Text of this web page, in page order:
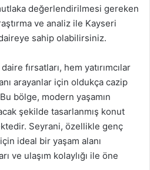
değerlendirilmesi gereken
ve analiz ile Kayseri
sahip olabilirsiniz.
fırsatları, hem yatırımcılar
arayanlar için oldukça cazip
bölge, modern yaşamın
şekilde tasarlanmış konut
Seyrani, özellikle genç
ideal bir yaşam alanı
ve ulaşım kolaylığı ile öne